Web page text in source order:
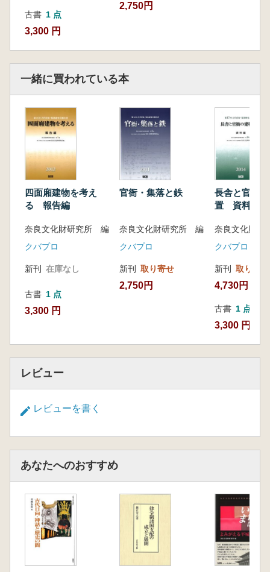
表2 掲載図出典一覧
古書 1 点
3,300 円
2,750円
一緒に買われている本
四面廂建物を考え
る 報告編
奈良文化財研究所 編
クバプロ
新刊 在庫なし
古書 1 点
3,300 円
官衙・集落と鉄
奈良文化財研究所 編
クバプロ
新刊 取り寄せ
2,750円
長舎と官衙
置 資料編
奈良文化財研
クバプロ
新刊 取り寄せ
4,730円
古書 1 点
3,300 円
レビュー
レビューを書く
あなたへのおすすめ